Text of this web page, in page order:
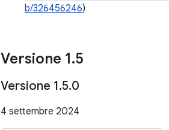
b/326456246)
Versione 1.5
Versione 1.5.0
4 settembre 2024